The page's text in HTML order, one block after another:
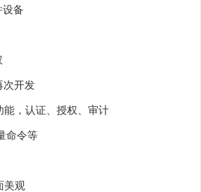
设备
次开发
能，认证、授权、审计
命令等
美观